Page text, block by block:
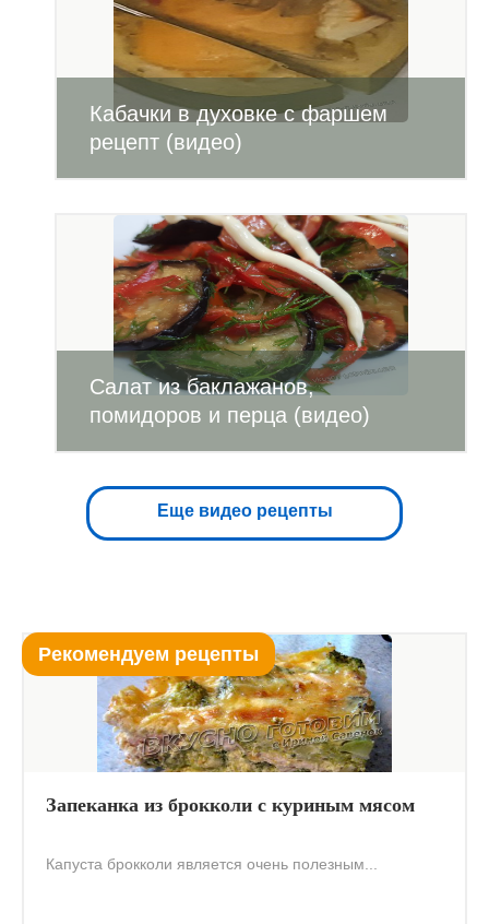
Кабачки в духовке с фаршем
рецепт (видео)
Салат из баклажанов,
помидоров и перца (видео)
Еще видео рецепты
Рекомендуем рецепты
Запеканка из брокколи c куриным мясом
Капуста брокколи является очень полезным...